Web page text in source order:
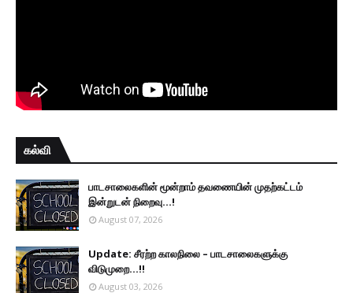
கல்வி
பாடசாலைகளின் மூன்றாம் தவணையின் முதற்கட்டம்
இன்றுடன் நிறைவு...!
August 07, 2026
Update: சீரற்ற காலநிலை – பாடசாலைகளுக்கு
விடுமுறை...!!
August 03, 2026